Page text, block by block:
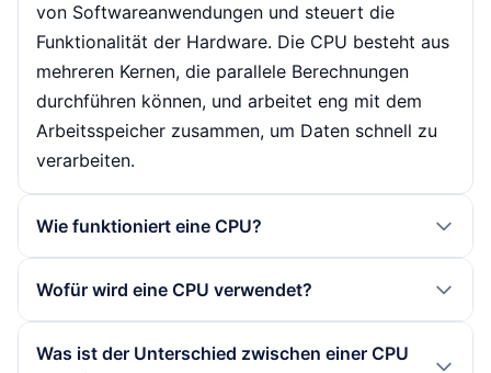
von Softwareanwendungen und steuert die
Funktionalität der Hardware. Die CPU besteht aus
mehreren Kernen, die parallele Berechnungen
durchführen können, und arbeitet eng mit dem
Arbeitsspeicher zusammen, um Daten schnell zu
verarbeiten.
Wie funktioniert eine CPU?
Befehlen aus dem Speicher, deren Dekodierung
arithmetische und logische Operationen durch und
Wofür wird eine CPU verwendet?
Geräten eingesetzt, die eine Verarbeitung von
Was ist der Unterschied zwischen einer CPU